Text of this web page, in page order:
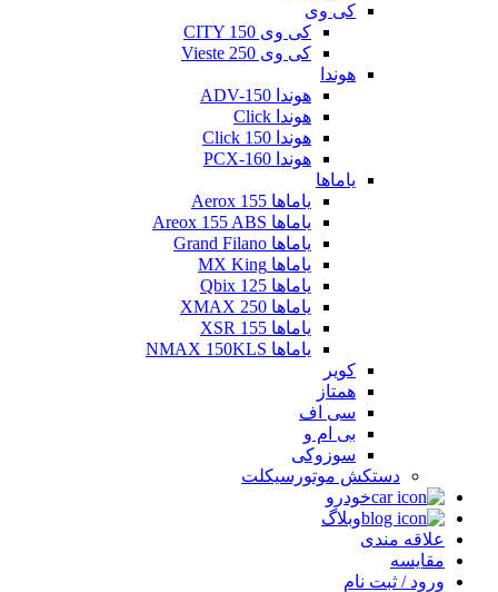
کی وی
کی وی CITY 150
کی وی Vieste 250
هوندا
هوندا ADV-150
هوندا Click
هوندا Click 150
هوندا PCX-160
یاماها
یاماها Aerox 155
یاماها Areox 155 ABS
یاماها Grand Filano
یاماها MX King
یاماها Qbix 125
یاماها XMAX 250
یاماها XSR 155
یاماها NMAX 150KLS
کویر
همتاز
سی اف
بی ام و
سوزوکی
دستکش موتورسیکلت
خودرو
وبلاگ
علاقه مندی
مقایسه
ورود / ثبت نام